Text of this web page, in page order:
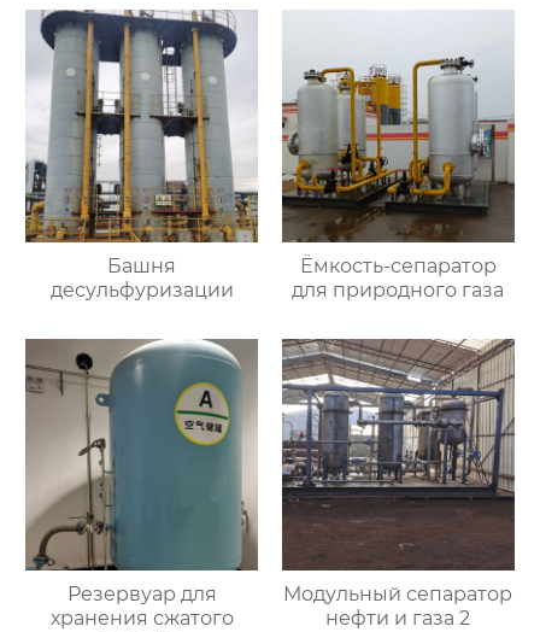
Башня
десульфуризации
Ёмкость-сепаратор
для природного газа
Резервуар для
хранения сжатого
Модульный сепаратор
нефти и газа 2